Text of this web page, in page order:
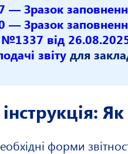
Зразок заповнення
Зразок
від
звіту для
Як
форми